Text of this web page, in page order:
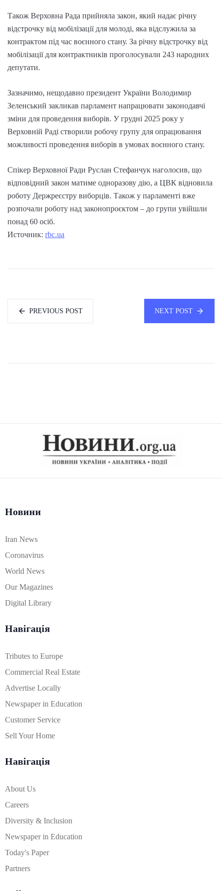
Також Верховна Рада прийняла закон, який надає річну
відстрочку від мобілізації для молоді, яка відслужила за
контрактом під час воєнного стану. За річну відстрочку від
мобілізації для контрактників проголосували 243 народних
депутати.
Зазначимо, нещодавно президент України Володимир
Зеленський закликав парламент напрацювати законодавчі
зміни для проведення виборів. У грудні 2025 року у
Верховній Раді створили робочу групу для опрацювання
можливості проведення виборів в умовах воєнного стану.
Спікер Верховної Ради Руслан Стефанчук наголосив, що
відповідний закон матиме одноразову дію, а ЦВК відновила
роботу Держреєстру виборців. Також у парламенті вже
розпочали роботу над законопроєктом – до групи увійшли
понад 60 осіб.
Источник: rbc.ua
PREVIOUS POST NEXT POST
Новини
Iran News
Coronavirus
World News
Our Magazines
Digital Library
Навігація
Tributes to Europe
Commercial Real Estate
Advertise Locally
Newspaper in Education
Customer Service
Sell Your Home
Навігація
About Us
Careers
Diversity & Inclusion
Newspaper in Education
Today's Paper
Partners